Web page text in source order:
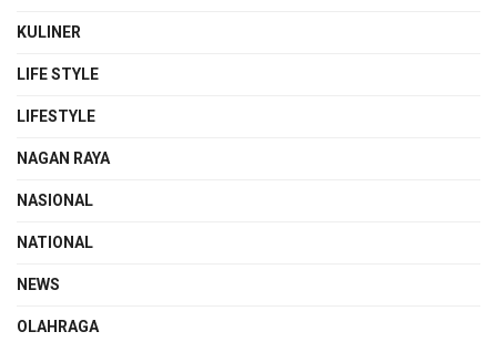
KULINER
LIFE STYLE
LIFESTYLE
NAGAN RAYA
NASIONAL
NATIONAL
NEWS
OLAHRAGA